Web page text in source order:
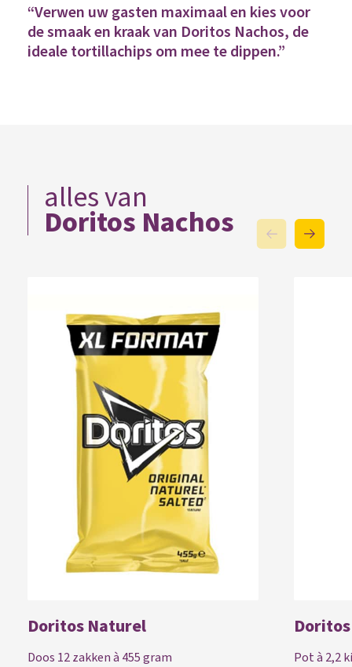
“Verwen uw gasten maximaal en kies voor
de smaak en kraak van Doritos Nachos, de
ideale tortillachips om mee te dippen.”
alles van
Doritos Nachos
Doritos Naturel
Doos 12 zakken à 455 gram
Pot à 2,2